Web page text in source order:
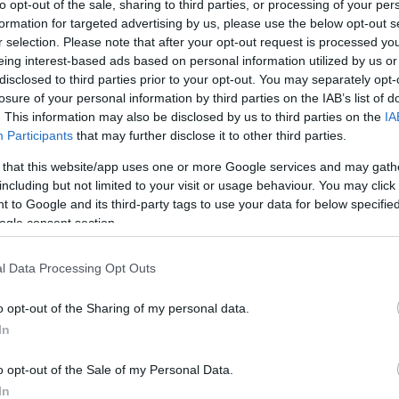
opt-out of the sale, sharing to third parties, or processing of your
for targeted advertising by us, please use the below opt-out
selection. Please note that after your opt-out request is processed
interest-based ads based on personal information utilized by us
to third parties prior to your opt-out. You may separately
of your personal information by third parties on the IAB’s list of
This information may also be disclosed by us to third parties on the
Participants that may further disclose it to other third parties.
that this website/app uses one or more Google services and may
but not limited to your visit or usage behaviour. You may
to Google and its third-party tags to use your data for below
consent section.
Data Processing Opt Outs
opt-out of the Sharing of my personal data.
opt-out of the Sale of my Personal Data.
τους.
του 2025, καλύπτοντας αρχικά το 75% της
του έτους. Σε δεύτερη φάση, η πλατφόρμα θα
ολοκληρωμένη εικόνα της αγοράς.
αντίκτυπο στον τομέα της ακίνητης περιουσίας,
και παρέχοντας ένα ισχυρό εργαλείο τόσο στους
και ενεργειακή αναβάθμιση – Οι δικαιούχοι
επιχειρήσεων τον Δεκέμβριο
ευρώ
Lykavitos.gr στο Google News